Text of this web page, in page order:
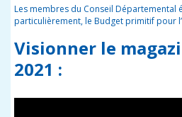
Les membres du Conseil
particulièrement, le Budget primitif pour
Visionner le
2021 :